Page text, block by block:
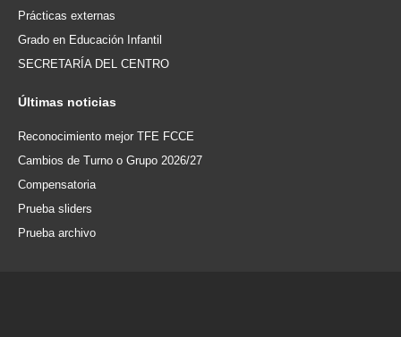
Prácticas externas
Grado en Educación Infantil
SECRETARÍA DEL CENTRO
Últimas noticias
Reconocimiento mejor TFE FCCE
Cambios de Turno o Grupo 2026/27
Compensatoria
Prueba sliders
Prueba archivo